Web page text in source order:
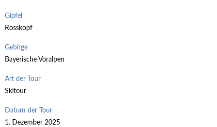
Gipfel
Rosskopf
Gebirge
Bayerische Voralpen
Art der Tour
Skitour
Datum der Tour
1. Dezember 2025